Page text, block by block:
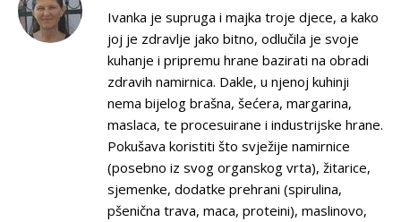
Ivanka je supruga i majka troje djece, a kako
joj je zdravlje jako bitno, odlučila je svoje
kuhanje i pripremu hrane bazirati na obradi
zdravih namirnica. Dakle, u njenoj kuhinji
nema bijelog brašna, šećera, margarina,
maslaca, te procesuirane i industrijske hrane.
Pokušava koristiti što svježije namirnice
(posebno iz svog organskog vrta), žitarice,
sjemenke, dodatke prehrani (spirulina,
pšenična trava, maca, proteini), maslinovo,